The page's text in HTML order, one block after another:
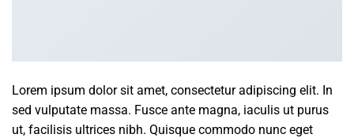
Lorem ipsum dolor sit amet, consectetur adipiscing elit. In
sed vulputate massa. Fusce ante magna, iaculis ut purus
ut, facilisis ultrices nibh. Quisque commodo nunc eget